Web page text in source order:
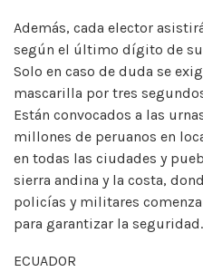
Además, cada elector
según el último dígito de
Solo en caso de duda se
mascarilla por tres
Están convocados a las
millones de peruanos en
en todas las ciudades y
sierra andina y la costa,
policías y militares
para garantizar la seguridad.
ECUADOR